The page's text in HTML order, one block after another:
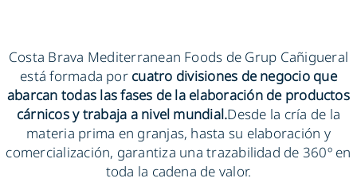
Costa Brava Mediterranean Foods de Grup Cañigueral
está formada por cuatro divisiones de negocio que
abarcan todas las fases de la elaboración de productos
cárnicos y trabaja a nivel mundial.Desde la cría de la
materia prima en granjas, hasta su elaboración y
comercialización, garantiza una trazabilidad de 360º en
toda la cadena de valor.